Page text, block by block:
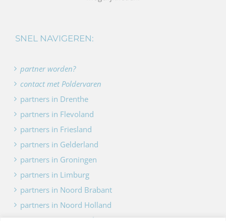
SNEL NAVIGEREN:
partner worden?
contact met Poldervaren
partners in Drenthe
partners in Flevoland
partners in Friesland
partners in Gelderland
partners in Groningen
partners in Limburg
partners in Noord Brabant
partners in Noord Holland